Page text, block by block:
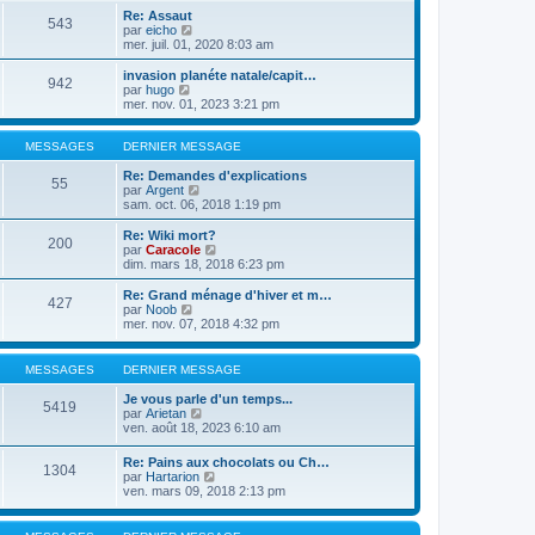
m
s
a
g
e
r
e
s
a
e
e
n
i
e
r
m
s
a
g
e
l
r
l
e
d
e
r
n
i
e
r
s
a
g
543
Re: Assaut
par eicho
o
n
s
t
e
r
l
e
d
e
r
i
e
r
e
s
a
g
e
mer. juil. 01, 2020 8:03 am
942
invasion planéte natale/capit…
par hugo
n
s
u
l
t
e
r
l
e
d
e
i
e
r
m
e
s
s
a
g
e
mer. nov. 01, 2023 3:21 pm
MESSAGES DERNIER MESSAGE
55
Re: Demandes d'explications
par Argent
o
n
s
u
e
r
l
e
d
e
r
n
i
e
r
m
e
s
s
g
sam. oct. 06, 2018 1:19 pm
200
Re: Wiki mort?
par Caracole
o
n
s
l
e
r
e
d
e
r
n
i
r
m
e
dim. mars 18, 2018 6:23 pm
427
Re: Grand ménage d'hiver et m…
par Noob
o
s
u
t
e
r
l
e
d
e
r
n
i
mer. nov. 07, 2018 4:32 pm
MESSAGES DERNIER MESSAGE
5419
Je vous parle d'un temps...
par Arietan
o
u
l
t
e
r
ven. août 18, 2023 6:10 am
1304
Re: Pains aux chocolats ou Ch…
par Hartarion
o
s
ven. mars 09, 2018 2:13 pm